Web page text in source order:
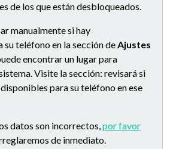
de los que están desbloqueados.
manualmente si hay
su teléfono en la sección deAjustes
encontrar un lugar para
Visite la sección: revisará si
para su teléfono en ese
datos son incorrectos,por favor
de inmediato.